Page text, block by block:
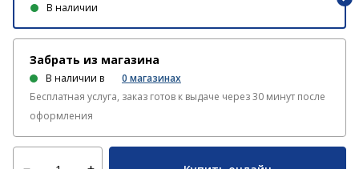
В наличии
Забрать из магазина
В наличии в 0 магазинах
Бесплатная услуга, заказ готов к выдаче через 30 минут после
оформления